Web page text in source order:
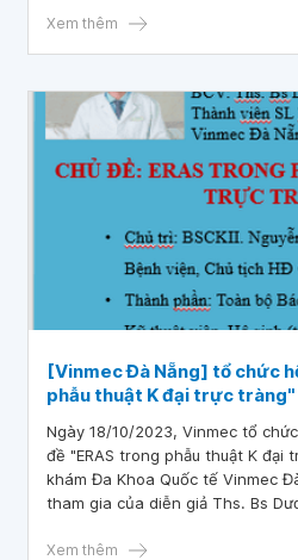
thiết giúp các độc giả hiểu rõ hơn
Xem thêm
[Vinmec Đà Nẵng] tổ chức
phẫu thuật K đại trực tràng"
Ngày 18/10/2023, Vinmec tổ
đề "ERAS trong phẫu thuật K đại
khám Đa Khoa Quốc tế Vinmec
tham gia của diễn giả Ths. Bs
Xem thêm